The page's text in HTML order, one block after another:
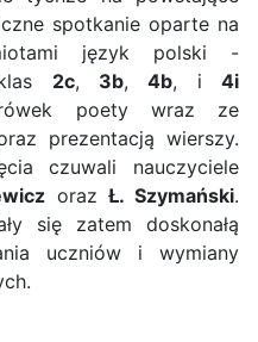
spotkanie oparte na
język polski -
2c, 3b,4b, i 4i
poety wraz ze
prezentacją wierszy.
czuwali nauczyciele
oraz Ł. Szymański.
się zatem doskonałą
uczniów i wymiany